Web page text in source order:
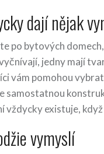
dají nějak
po bytových
jedny mají
vám pomohou
samostatnou
vždycky existuje,
vymyslí